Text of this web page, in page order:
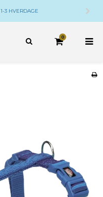
1-3 HVERDAGE
0